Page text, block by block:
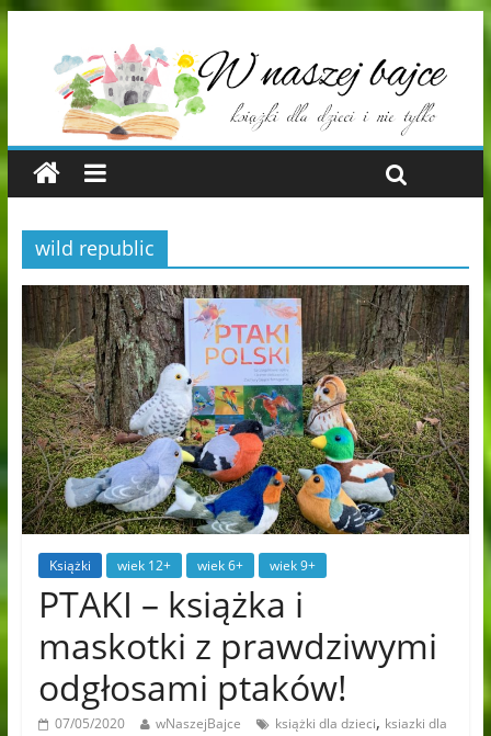
wild republic
Książki wiek 12+ wiek 6+ wiek 9+
PTAKI – książka i
maskotki z prawdziwymi
odgłosami ptaków!
07/05/2020 wNaszejBajce książki dla dzieci, ksiazki dla